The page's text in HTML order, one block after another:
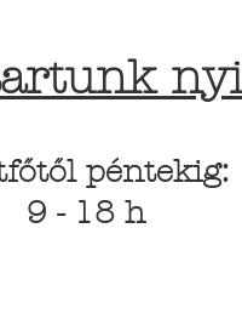
péntekig:
9 - 18 h